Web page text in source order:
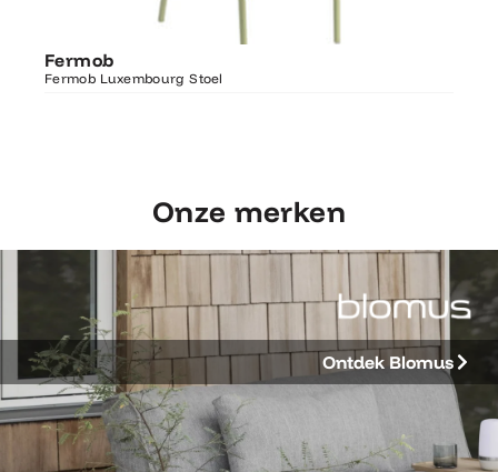
Fermob
Fermob Luxembourg Stoel
Ontdek Fermob
Luxembourg Stoel
Onze merken
Ontdek Blomus